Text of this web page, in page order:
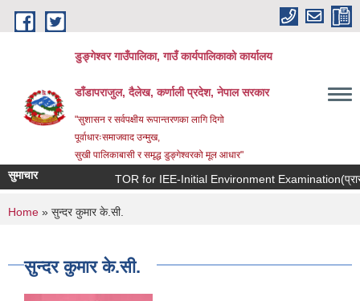
Skip to main content
डुङ्गेश्वर गाउँपालिका, गाउँ कार्यपालिकाको कार्यालय
डाँडापराजुल, दैलेख, कर्णाली प्रदेश, नेपाल सरकार
"सुशासन र सर्वपक्षीय रूपान्तरणका लागि दिगो
पूर्वाधारःसमाजवाद उन्मुख,
सुखी पालिकाबासी र समृद्ध डुङ्गेश्वरको मूल आधार"
सुमाचार TOR for IEE-Initial Environment
You are here
Home » सुन्दर कुमार के.सी.
सुन्दर कुमार के.सी.